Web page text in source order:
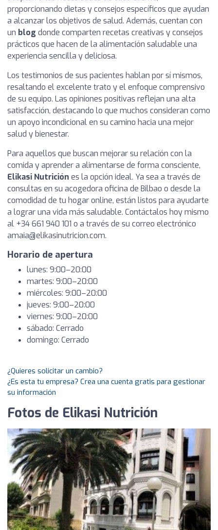
proporcionando dietas y consejos específicos que ayudan
a alcanzar los objetivos de salud. Además, cuentan con
un blog donde comparten recetas creativas y consejos
prácticos que hacen de la alimentación saludable una
experiencia sencilla y deliciosa.
Los testimonios de sus pacientes hablan por sí mismos,
resaltando el excelente trato y el enfoque comprensivo
de su equipo. Las opiniones positivas reflejan una alta
satisfacción, destacando lo que muchos consideran como
un apoyo incondicional en su camino hacia una mejor
salud y bienestar.
Para aquellos que buscan mejorar su relación con la
comida y aprender a alimentarse de forma consciente,
Elikasi Nutrición es la opción ideal. Ya sea a través de
consultas en su acogedora oficina de Bilbao o desde la
comodidad de tu hogar online, están listos para ayudarte
a lograr una vida más saludable. Contáctalos hoy mismo
al +34 661 940 101 o a través de su correo electrónico
amaia@elikasinutricion.com.
Horario de apertura
lunes: 9:00–20:00
martes: 9:00–20:00
miércoles: 9:00–20:00
jueves: 9:00–20:00
viernes: 9:00–20:00
sábado: Cerrado
domingo: Cerrado
¿Quieres solicitar un cambio?
¿Es esta tu empresa? Crea una cuenta gratis para gestionar
su información
Fotos de Elikasi Nutrición